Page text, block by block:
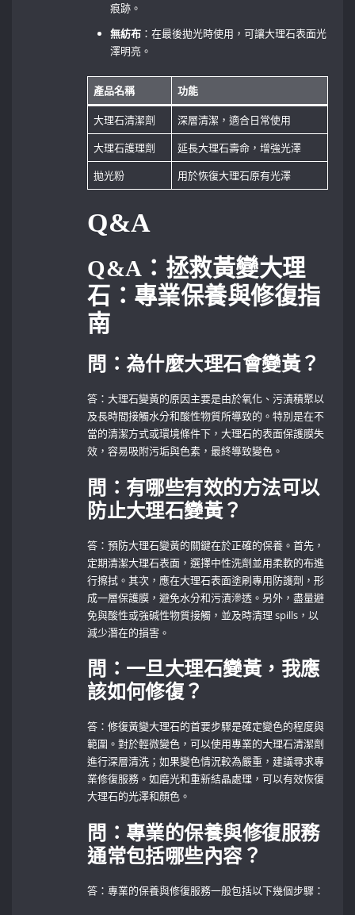
痕跡。
無紡布 ：在最後拋光時使用，可讓大理石表面光
澤明亮。
產品名稱 功能
大理石清潔劑
深層清潔，適合日常使用
大理石護理劑
延長大理石壽命，增強光澤
拋光粉
用於恢復大理石原有光澤
Q&A
Q&A：拯救黃變大理
石：專業保養與修復指
南
問：為什麼大理石會變黃？
答：大理石變黃的原因主要是由於氧化、污漬積聚以
及長時間接觸水分和酸性物質所導致的。特別是在不
當的清潔方式或環境條件下，大理石的表面保護膜失
效，容易吸附污垢與色素，最終導致變色。
問：有哪些有效的方法可以
防止大理石變黃？
答：預防大理石變黃的關鍵在於正確的保養。首先，
定期清潔大理石表面，選擇中性洗劑並用柔軟的布進
行擦拭。其次，應在大理石表面塗刷專用防護劑，形
成一層保護膜，避免水分和污漬滲透。另外，盡量避
免與酸性或強碱性物質接觸，並及時清理 spills，以
減少潛在的損害。
問：一旦大理石變黃，我應
該如何修復？
答：修復黃變大理石的首要步驟是確定變色的程度與
範圍。對於輕微變色，可以使用專業的大理石清潔劑
進行深層清洗；如果變色情況較為嚴重，建議尋求專
業修復服務。如磨光和重新結晶處理，可以有效恢復
大理石的光澤和顏色。
問：專業的保養與修復服務
通常包括哪些內容？
答：專業的保養與修復服務一般包括以下幾個步驟：‍